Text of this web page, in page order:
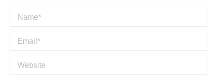
Name *
Email *
Website